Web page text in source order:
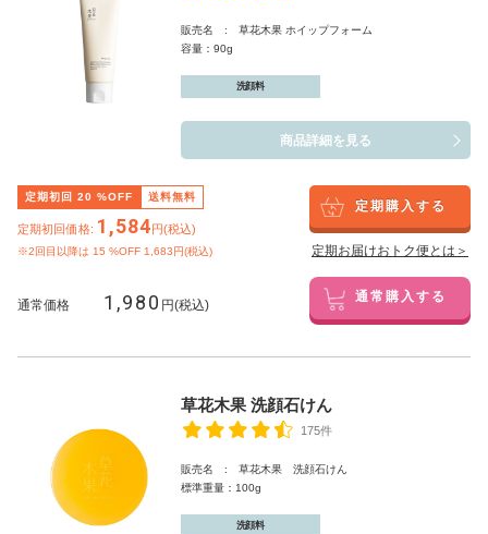
販売名 : 草花木果 ホイップフォーム
容量：90g
洗顔料
商品詳細を見る
定期初回 20 %OFF 送料無料
定期初回価格: 1,584円(税込)
※2回目以降は 15 %OFF 1,683円(税込)
定期購入する
定期お届けおトク便とは＞
通常価格 1,980 円(税込) 通常購入する
草花木果 洗顔石けん
175件
販売名 : 草花木果 洗顔石けん
標準重量：100g
洗顔料